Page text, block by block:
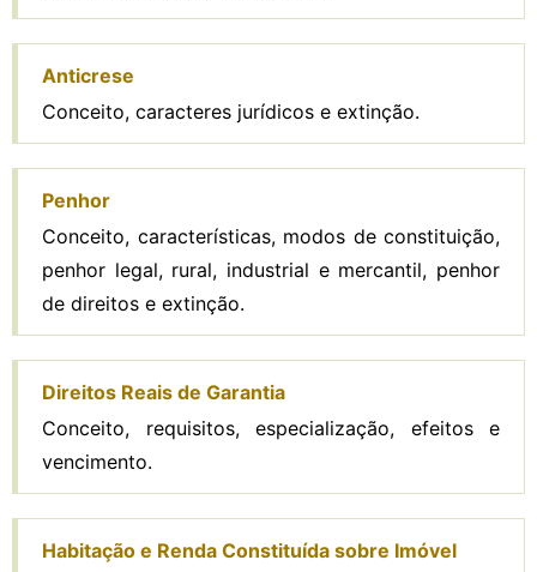
Anticrese
Conceito, caracteres jurídicos e extinção.
Penhor
Conceito, características, modos de constituição,
penhor legal, rural, industrial e mercantil, penhor
de direitos e extinção.
Direitos Reais de Garantia
Conceito, requisitos, especialização, efeitos e
vencimento.
Habitação e Renda Constituída sobre Imóvel